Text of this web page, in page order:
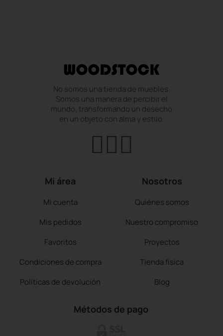
elegir
en
la
página
de
producto
la
página
de
No somos una tienda de muebles.
Somos una manera de percibir el
mundo, transformando un desecho
en un objeto con alma y estilo.
Mi área
Mi cuenta
Mis pedidos
Favoritos
Condiciones de compra
Políticas de devolución
Nosotros
Quiénes somos
Nuestro compromiso
Proyectos
Tienda física
Blog
Métodos de pago